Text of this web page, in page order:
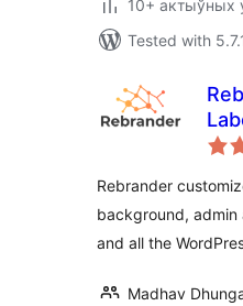
10+ актыўных
Tested with
Rebrander
background, admin
and all the
Madhav